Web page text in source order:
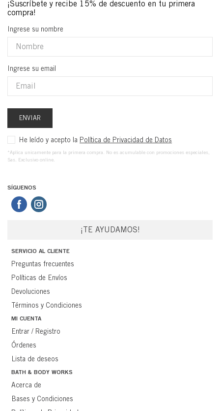
Ingrese su nombre
Ingrese su email
ENVIAR
He leído y acepto la Política de Privacidad de Datos
*Aplica unicamente para la primera compra. No es acumulable con promociones especiales,
Sas. Exclusivo online.
SÍGUENOS
¡TE AYUDAMOS!
SERVICIO AL CLIENTE
Preguntas frecuentes
Políticas de Envíos
Devoluciones
Términos y Condiciones
MI CUENTA
Entrar / Registro
Órdenes
Lista de deseos
BATH & BODY WORKS
Acerca de
Bases y Condiciones